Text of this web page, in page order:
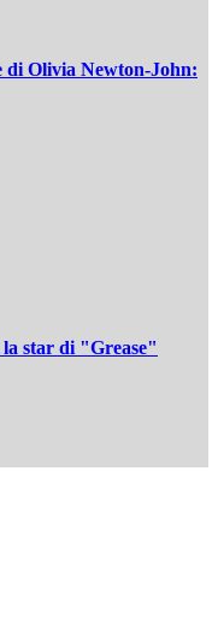
Olivia Newton-John:
star di "Grease"